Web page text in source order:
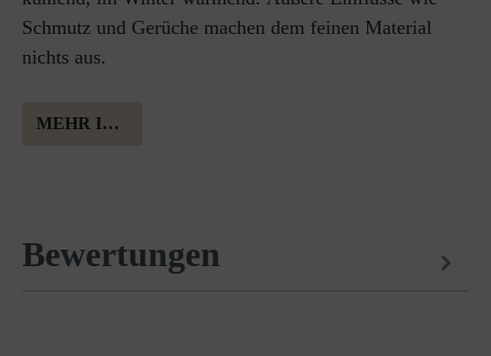
Schmutz und Gerüche machen dem feinen Material
nichts aus.
MEHR INFORMATION ÜBER MERINOWOLLE
Bewertungen